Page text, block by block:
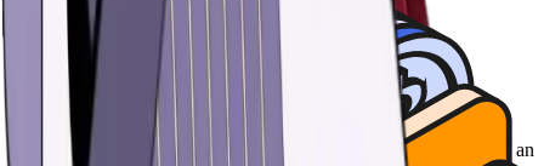
Bảo mật dễ dàng
Lưu trữ các đồng BNB Smart Chain (BNB) của bạn trong một ví an